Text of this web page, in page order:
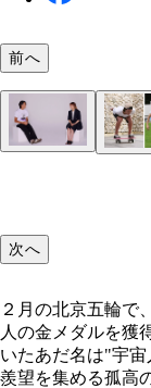
５月
子。
前へ
次へ
２月の北京五輪で
人の金メダルを獲
いたあだ名は"宇
羨望を集める孤高